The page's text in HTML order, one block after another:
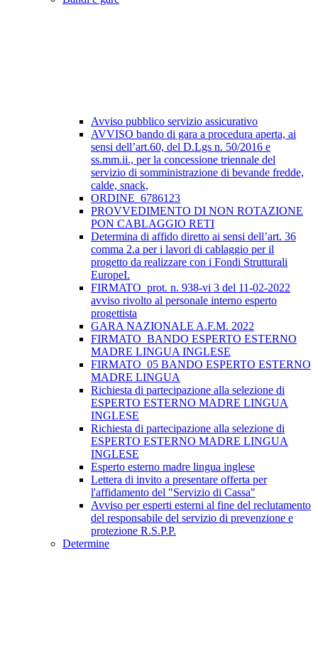
Avviso pubblico servizio assicurativo
AVVISO bando di gara a procedura aperta, ai
sensi dell’art.60, del D.Lgs n. 50/2016 e
ss.mm.ii., per la concessione triennale del
servizio di somministrazione di bevande fredde,
calde, snack,
ORDINE_6786123
PROVVEDIMENTO DI NON ROTAZIONE
PON CABLAGGIO RETI
Determina di affido diretto ai sensi dell’art. 36
comma 2.a per i lavori di cablaggio per il
progetto da realizzare con i Fondi Strutturali
EuropeI.
FIRMATO_prot. n. 938-vi 3 del 11-02-2022
avviso rivolto al personale interno esperto
progettista
GARA NAZIONALE A.F.M. 2022
FIRMATO_BANDO ESPERTO ESTERNO
MADRE LINGUA INGLESE
FIRMATO_05 BANDO ESPERTO ESTERNO
MADRE LINGUA
Richiesta di partecipazione alla selezione di
ESPERTO ESTERNO MADRE LINGUA
INGLESE
Richiesta di partecipazione alla selezione di
ESPERTO ESTERNO MADRE LINGUA
INGLESE
Esperto esterno madre lingua inglese
Lettera di invito a presentare offerta per
l'affidamento del "Servizio di Cassa"
Avviso per esperti esterni al fine del reclutamento
del responsabile del servizio di prevenzione e
protezione R.S.P.P.
Determine